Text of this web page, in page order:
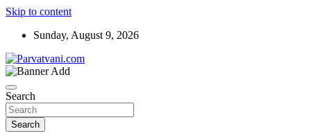
Skip to content
Sunday, August 9, 2026
Parvatvani.com
Search
Search